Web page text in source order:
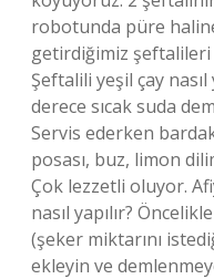
robotunda püre
getirdiğimiz
Şeftalili yeşil çay
derece sıcak suda
Servis ederken
posası, buz, limon
Çok lezzetli oluyor.
nasıl yapılır?
(şeker miktarını
ekleyin ve